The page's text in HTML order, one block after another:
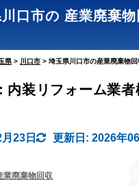
口市の 産業廃棄
県 > 川口市 > 埼玉県川口市の産業廃棄物
内装リフォーム業
23日 更新日: 2026年
業廃棄物回収